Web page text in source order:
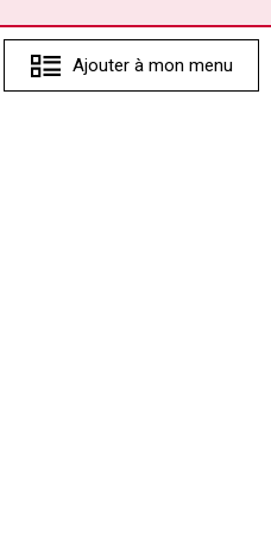
Ajouter à mon menu